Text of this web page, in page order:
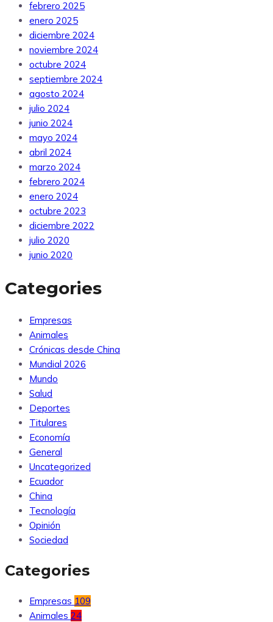
febrero 2025
enero 2025
diciembre 2024
noviembre 2024
octubre 2024
septiembre 2024
agosto 2024
julio 2024
junio 2024
mayo 2024
abril 2024
marzo 2024
febrero 2024
enero 2024
octubre 2023
diciembre 2022
julio 2020
junio 2020
Categories
Empresas
Animales
Crónicas desde China
Mundial 2026
Mundo
Salud
Deportes
Titulares
Economía
General
Uncategorized
Ecuador
China
Tecnología
Opinión
Sociedad
Categories
Empresas 109
Animales 24